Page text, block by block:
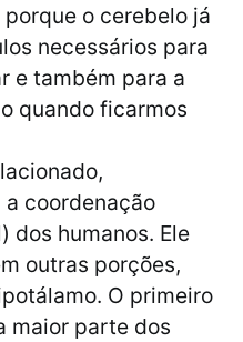
o cerebelo já
necessários para
e também para a
quando ficarmos
coordenação
dos humanos. Ele
outras porções,
O primeiro
maior parte dos